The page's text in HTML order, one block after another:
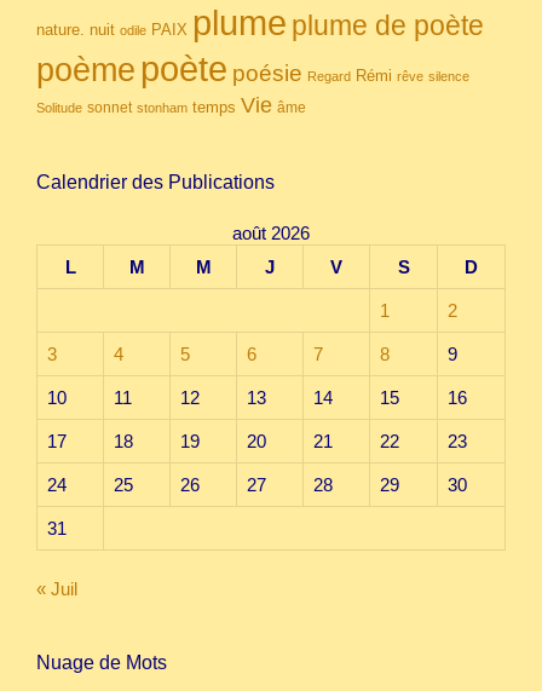
nature. nuit odile PAIX plume plume de poète
poème poète poésie Regard Rémi rêve silence
Solitude sonnet stonham temps Vie âme
Calendrier des Publications
août 2026
L
M M J V S D
1 2
3 4 5 6 7 8 9
10 11 12 13 14 15 16
17 18 19 20 21 22 23
24 25 26 27 28 29 30
31
« Juil
Nuage de Mots